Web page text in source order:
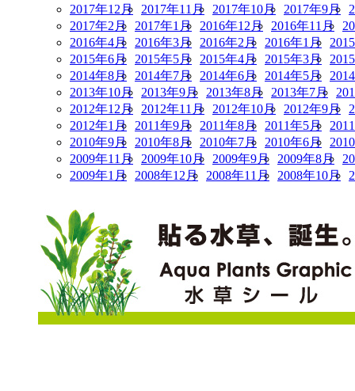
2017年12月
2017年11月 2017年10月 2017年9月
2017年2月
2017年1月 2016年12月 2016年11月
2016年4月
2016年3月 2016年2月 2016年1月
2015年6月
2015年5月 2015年4月 2015年3月
2014年8月
2014年7月 2014年6月 2014年5月
2013年10月
2013年9月 2013年8月 2013年7月
2012年12月
2012年11月 2012年10月 2012年9月
2012年1月
2011年9月 2011年8月 2011年5月
2010年9月
2010年8月 2010年7月 2010年6月
2009年11月
2009年10月 2009年9月 2009年8月
2009年1月
2008年12月 2008年11月 2008年10月